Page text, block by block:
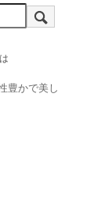
豊かで美し